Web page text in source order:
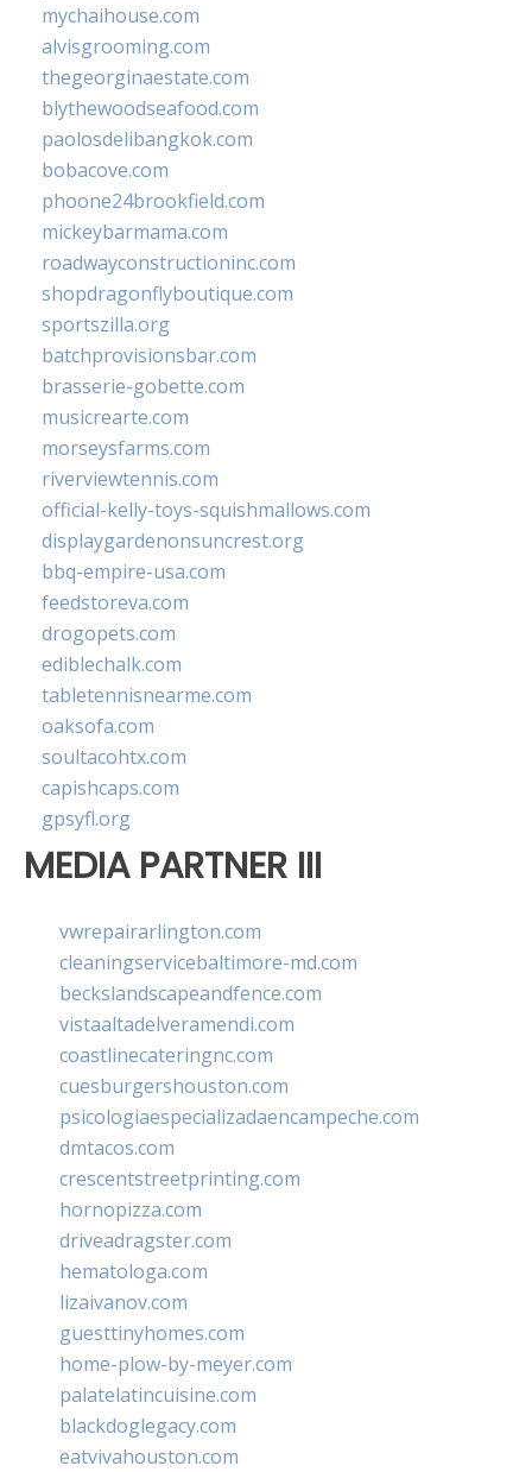
mychaihouse.com
alvisgrooming.com
thegeorginaestate.com
blythewoodseafood.com
paolosdelibangkok.com
bobacove.com
phoone24brookfield.com
mickeybarmama.com
roadwayconstructioninc.com
shopdragonflyboutique.com
sportszilla.org
batchprovisionsbar.com
brasserie-gobette.com
musicrearte.com
morseysfarms.com
riverviewtennis.com
official-kelly-toys-squishmallows.com
displaygardenonsuncrest.org
bbq-empire-usa.com
feedstoreva.com
drogopets.com
ediblechalk.com
tabletennisnearme.com
oaksofa.com
soultacohtx.com
capishcaps.com
gpsyfl.org
MEDIA PARTNER III
vwrepairarlington.com
cleaningservicebaltimore-md.com
beckslandscapeandfence.com
vistaaltadelveramendi.com
coastlinecateringnc.com
cuesburgershouston.com
psicologiaespecializadaencampeche.com
dmtacos.com
crescentstreetprinting.com
hornopizza.com
driveadragster.com
hematologa.com
lizaivanov.com
guesttinyhomes.com
home-plow-by-meyer.com
palatelatincuisine.com
blackdoglegacy.com
eatvivahouston.com